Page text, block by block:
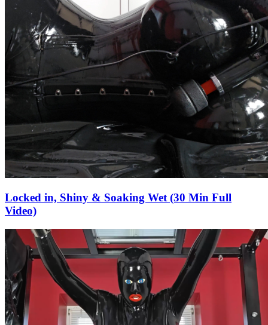
Locked in, Shiny & Soaking Wet (30 Min Full
Video)